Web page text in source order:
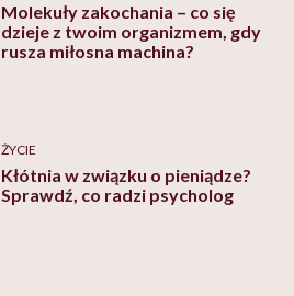
Molekuły zakochania – co się
dzieje z twoim organizmem, gdy
rusza miłosna machina?
ŻYCIE
Kłótnia w związku o pieniądze?
Sprawdź, co radzi psycholog